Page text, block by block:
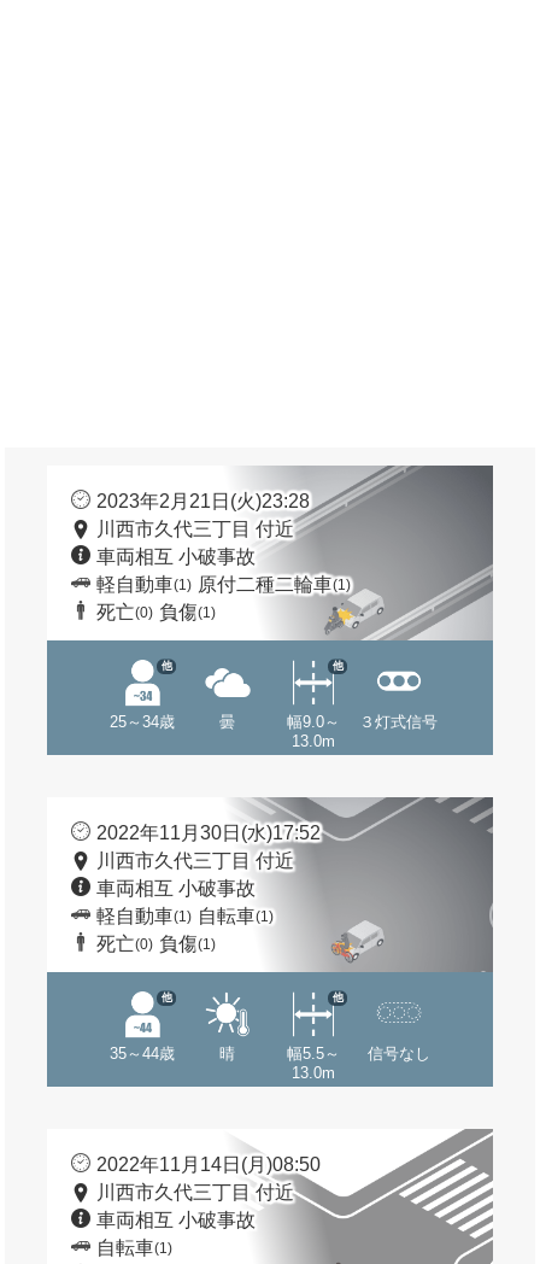
2023年2月21日(火)23:28
川西市久代三丁目 付近
車両相互 小破事故
軽自動車(1) 原付二種二輪車(1)
死亡(0) 負傷(1)
25～34歳
他
曇
幅9.0～
13.0m
他
３灯式信号
2022年11月30日(水)17:52
川西市久代三丁目 付近
車両相互 小破事故
軽自動車(1) 自転車(1)
死亡(0) 負傷(1)
35～44歳
他
晴
幅5.5～
13.0m
他
信号なし
2022年11月14日(月)08:50
川西市久代三丁目 付近
車両相互 小破事故
自転車(1)